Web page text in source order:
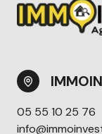
05 55 10 25 76